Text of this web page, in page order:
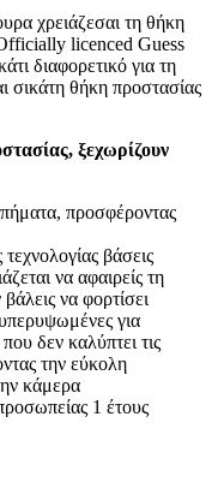
χρειάζεσαι τη θήκη
licenced Guess
διαφορετικό για τη
σικάτη θήκη προστασίας
ξεχωρίζουν
προσφέροντας
βάσεις
να αφαιρείς τη
να φορτίσει
για
δεν καλύπτει τις
την εύκολη
κάμερα
1 έτους